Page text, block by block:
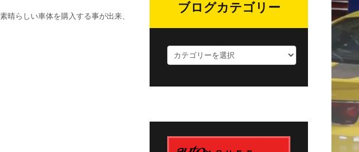
晴らしい車体を購入する事が出来、
ブログカテゴリー
ロ
ー